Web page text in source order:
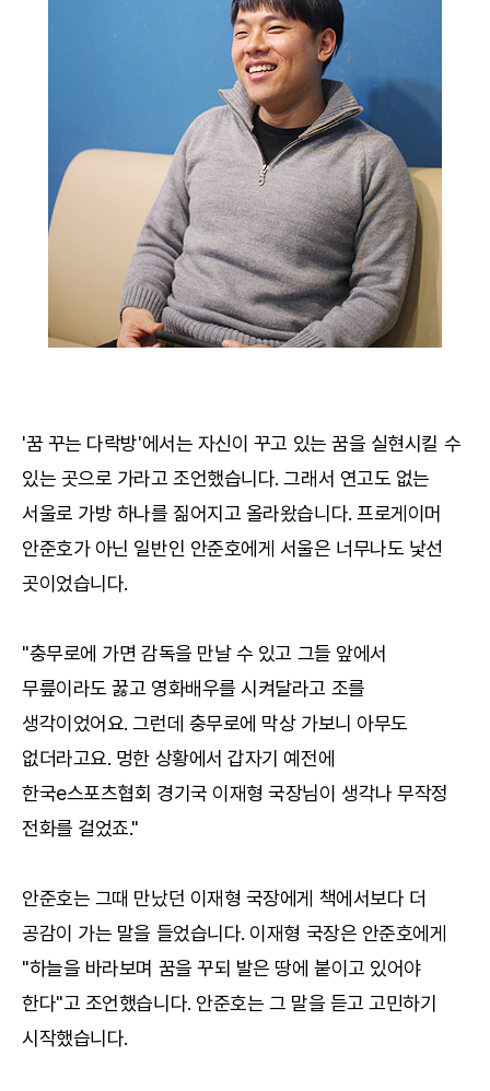
'꿈 꾸는 다락방'에서는 자신이 꾸고 있는 꿈을 실현시킬 수
있는 곳으로 가라고 조언했습니다. 그래서 연고도 없는
서울로 가방 하나를 짊어지고 올라왔습니다. 프로게이머
안준호가 아닌 일반인 안준호에게 서울은 너무나도 낯선
곳이었습니다.
"충무로에 가면 감독을 만날 수 있고 그들 앞에서
무릎이라도 꿇고 영화배우를 시켜달라고 조를
생각이었어요. 그런데 충무로에 막상 가보니 아무도
없더라고요. 멍한 상황에서 갑자기 예전에
한국e스포츠협회 경기국 이재형 국장님이 생각나 무작정
전화를 걸었죠."
안준호는 그때 만났던 이재형 국장에게 책에서보다 더
공감이 가는 말을 들었습니다. 이재형 국장은 안준호에게
"하늘을 바라보며 꿈을 꾸되 발은 땅에 붙이고 있어야
한다"고 조언했습니다. 안준호는 그 말을 듣고 고민하기
시작했습니다.